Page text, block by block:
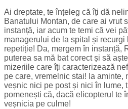
Ai dreptate, te înțeleg că îți dă
Banatului Montan, de care ai vrut
instanță, iar acum te temi că vei
managerului de la spital și
repetiție! Da, mergem în instanță,
puterea sa mă bat corect și să
mizeriile care îți caracterizează
pe care, vremelnic stai! Ia aminte,
veșnic nici pe post și nici în lume,
pomenești că, dacă elicopterul te
veșnicia pe culme!